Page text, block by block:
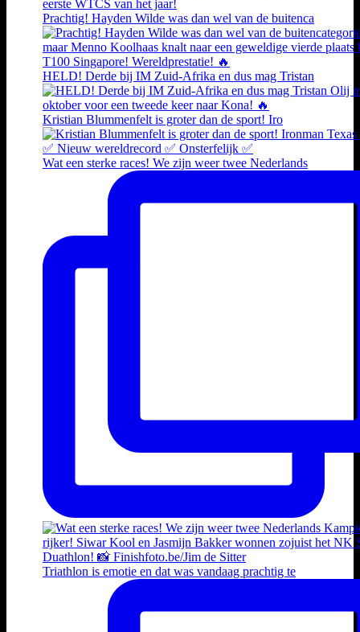
Prachtig! Hayden Wilde was dan wel van de buitenca
HELD! Derde bij IM Zuid-Afrika en dus mag Tristan
Kristian Blummenfelt is groter dan de sport! Iro
Wat een sterke races! We zijn weer twee Nederlands
Triathlon is emotie en dat was vandaag prachtig te